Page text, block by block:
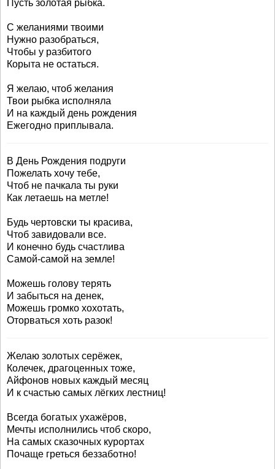
Пусть золотая рыбка.
С желаниями твоими
Нужно разобраться,
Чтобы у разбитого
Корыта не остаться.
Я желаю, чтоб желания
Твои рыбка исполняла
И на каждый день рождения
Ежегодно приплывала.
В День Рождения подруги
Пожелать хочу тебе,
Чтоб не пачкала ты руки
Как летаешь на метле!
Будь чертовски ты красива,
Чтоб завидовали все.
И конечно будь счастлива
Самой-самой на земле!
Можешь голову терять
И забыться на денек,
Можешь громко хохотать,
Оторваться хоть разок!
Желаю золотых серёжек,
Колечек, драгоценных тоже,
Айфонов новых каждый месяц
И к счастью самых лёгких лестниц!
Всегда богатых ухажёров,
Мечты исполнились чтоб скоро,
На самых сказочных курортах
Почаще греться беззаботно!